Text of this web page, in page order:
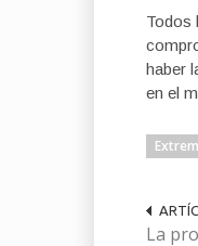
Todos
haber
en el
La